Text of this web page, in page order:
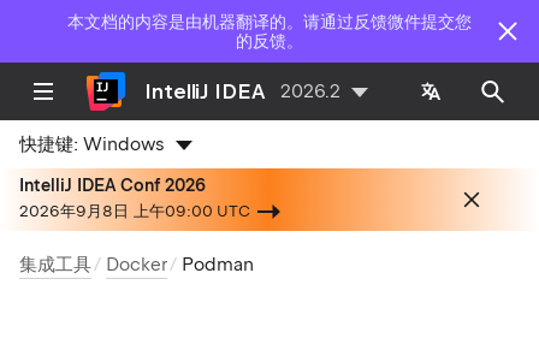
本文档的内容是由机器翻译的。请通过反馈微件提交您
的反馈。
IntelliJ IDEA 2026.2
快捷键:Windows
IntelliJ IDEA Conf 2026
2026年9月8日 上午09:00 UTC
集成工具 Docker Podman